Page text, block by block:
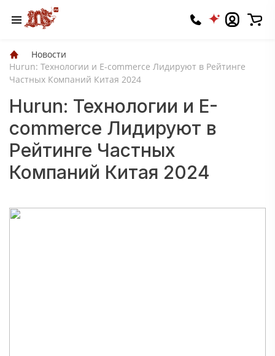
Новости
Hurun: Технологии и E-commerce Лидируют в Рейтинге
Частных Компаний Китая 2024
Hurun: Технологии и E-
commerce Лидируют в
Рейтинге Частных
Компаний Китая 2024